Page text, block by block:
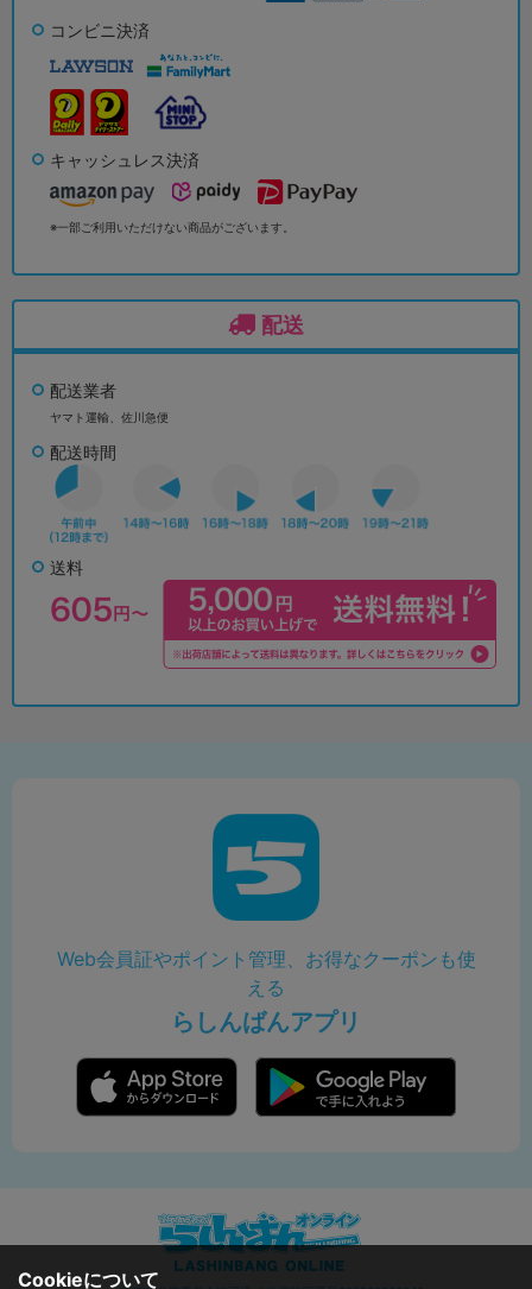
コンビニ決済
キャッシュレス決済
※一部ご利用いただけない商品がございます。
配送
配送業者
ヤマト運輸、佐川急便
配送時間
送料
Web会員証やポイント管理、お得なクーポンも使
える
らしんばんアプリ
Cookieについて